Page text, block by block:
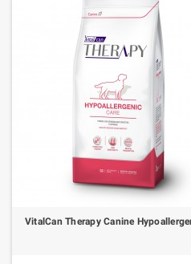
VitalCan Therapy Canine